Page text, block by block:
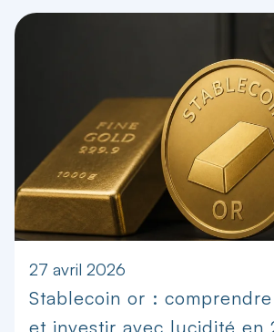
27 avril 2026
Stablecoin or :
et investir avec lucidité en